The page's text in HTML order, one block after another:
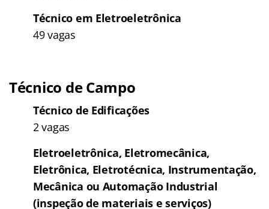
Técnico em Eletroeletrônica
49 vagas
Técnico de Campo
Técnico de Edificações
2 vagas
Eletroeletrônica, Eletromecânica,
Eletrônica, Eletrotécnica, Instrumentação,
Mecânica ou Automação Industrial
(inspeção de materiais e serviços)